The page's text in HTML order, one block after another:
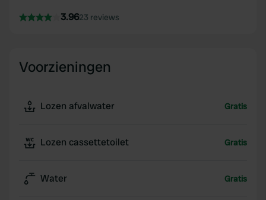
3.9623 reviews
Voorzieningen
Lozen afvalwater Gratis
Lozen cassettetoilet Gratis
Water Gratis